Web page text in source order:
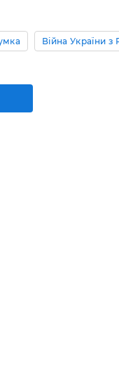
Війна України з